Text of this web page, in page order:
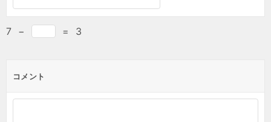
7 − = 3
コメント